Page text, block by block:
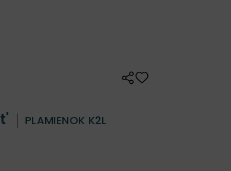
ZdieľaťOdober do
PLAMIENOK K2L